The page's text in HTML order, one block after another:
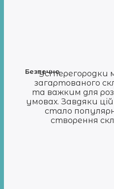
Безпечно
Усі перегородки
загартованого
та важким для
умовах. Завдяки
стало
створення